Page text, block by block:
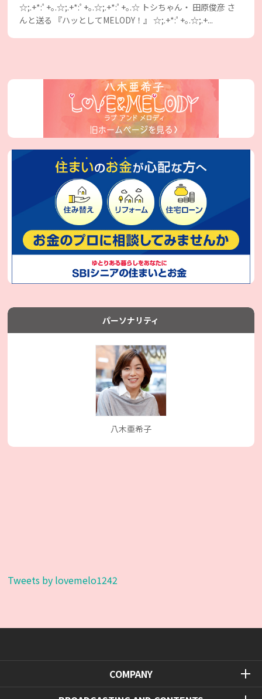
☆;.+*:ﾟ+｡.☆;.+*:ﾟ+｡.☆;.+*:ﾟ+｡.☆ トシちゃん・ 田原俊彦 さ
んと送る 『ハッとしてMELODY！』 ☆;.+*:ﾟ+｡.☆;.+...
パーソナリティ
八木亜希子
Tweets by lovemelo1242
COMPANY